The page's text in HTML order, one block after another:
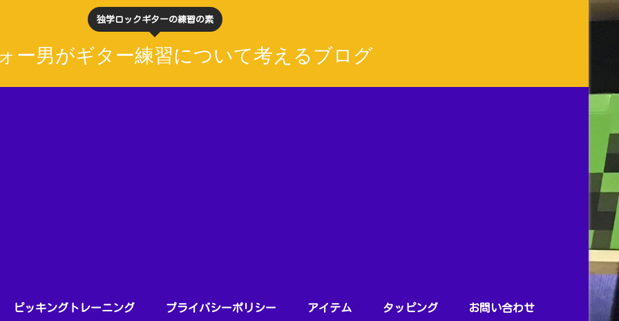
独学ロックギターの練習の素
ー男がギター練習について考えるブログ
ピッキングトレーニング プライバシーポリシー アイテム タッピング お問い合わせ